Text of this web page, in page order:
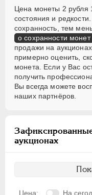
Цена монеты 2 рубля
состояния и
сохранность, тем
о сохранности монет
продажи на
примерно оценить,
монета. Если у Вас
получить
Вы всегда можете
наших партнёров.
аукционах
Цена: На